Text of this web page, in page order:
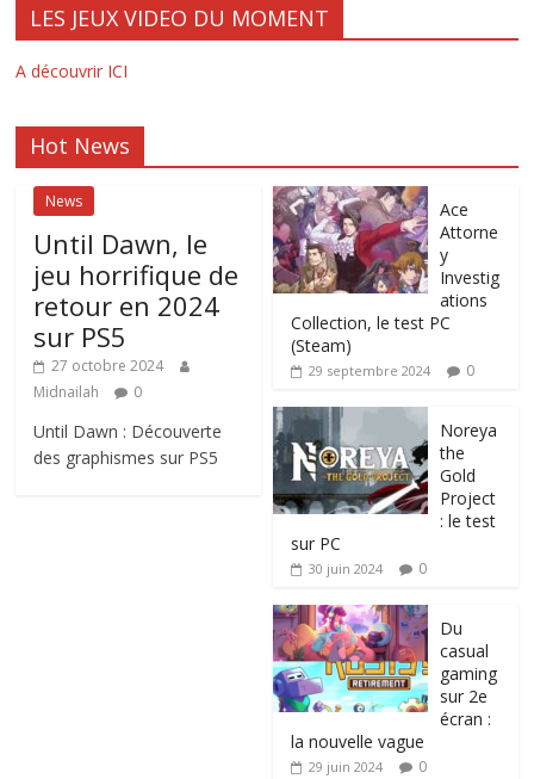
LES JEUX VIDEO DU MOMENT
A découvrir ICI
Hot News
News
Until Dawn, le
jeu horrifique de
retour en 2024
sur PS5
27 octobre 2024
Midnailah
0
Until Dawn : Découverte
des graphismes sur PS5
Ace
Attorne
y
Investig
ations
Collection, le test PC
(Steam)
29 septembre 2024 0
Noreya
the
Gold
Project
: le test
sur PC
30 juin 2024 0
Du
casual
gaming
sur 2e
écran :
la nouvelle vague
29 juin 2024 0